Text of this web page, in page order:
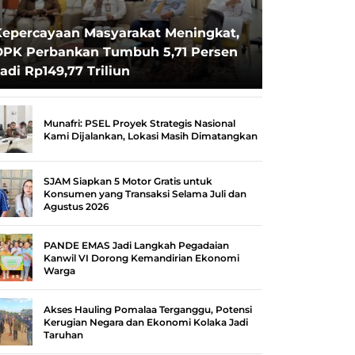
Masyarakat Meningkat,
Perbankan Tumbuh 5,71 Persen
Rp149,77 Triliun
Munafri: PSEL Proyek Strategis Nasional
Kami Dijalankan, Lokasi Masih Dimatangkan
SJAM Siapkan 5 Motor Gratis untuk
Konsumen yang Transaksi Selama Juli dan
Agustus 2026
PANDE EMAS Jadi Langkah Pegadaian
Kanwil VI Dorong Kemandirian Ekonomi
Warga
Akses Hauling Pomalaa Terganggu, Potensi
Kerugian Negara dan Ekonomi Kolaka Jadi
Taruhan